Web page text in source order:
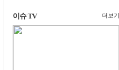
이슈 TV 더보기